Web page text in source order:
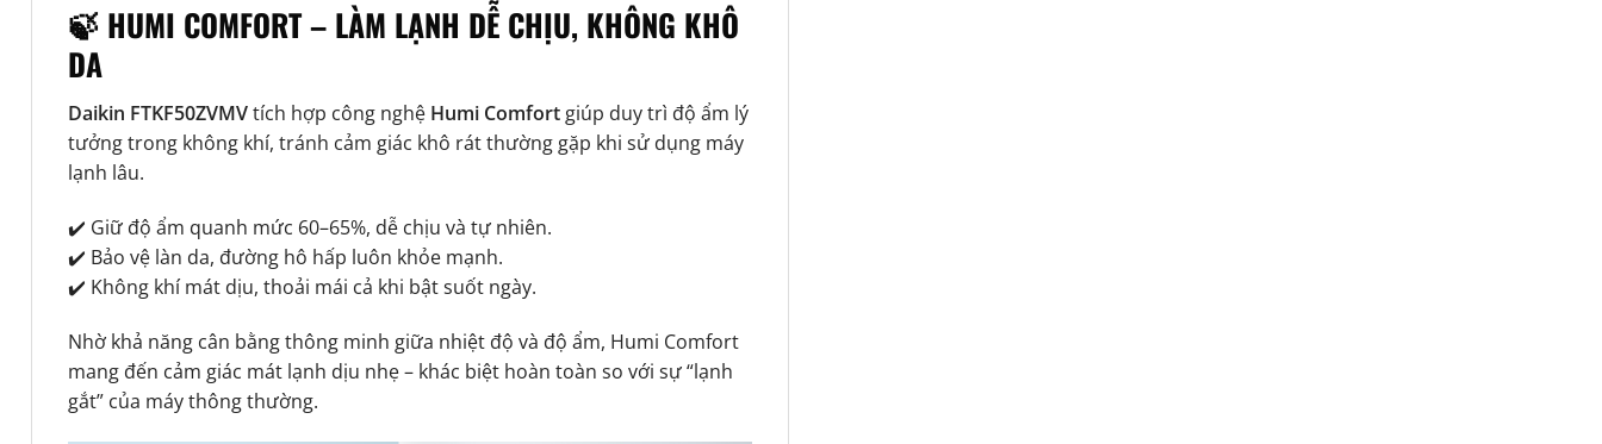
🍃 HUMI COMFORT – LÀM LẠNH DỄ CHỊU, KHÔNG KHÔ
DA
Daikin FTKF50ZVMVtích hợp công nghệ Humi Comfortgiúp duy trì độ ẩm lý
tưởng trong không khí, tránh cảm giác khô rát thường gặp khi sử dụng máy
lạnh lâu.
✔️ Giữ độ ẩm quanh mức 60–65%, dễ chịu và tự nhiên.
✔️ Bảo vệ làn da, đường hô hấp luôn khỏe mạnh.
✔️ Không khí mát dịu, thoải mái cả khi bật suốt ngày.
Nhờ khả năng cân bằng thông minh giữa nhiệt độ và độ ẩm, Humi Comfort
mang đến cảm giác mát lạnh dịu nhẹ – khác biệt hoàn toàn so với sự “lạnh
gắt” của máy thông thường.